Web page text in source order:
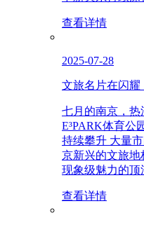
查看详情
2025-07-28
文旅名片在闪耀
七月的南京，热
E³PARK体育公
持续攀升 大量
京新兴的文旅地
现象级魅力的顶
查看详情